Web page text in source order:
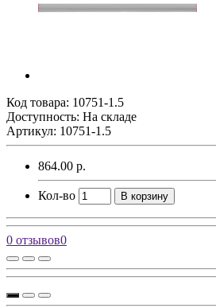
Код товара: 10751-1.5
Доступность: На складе
Артикул: 10751-1.5
864.00 р.
Кол-во В корзину
0 отзывов0